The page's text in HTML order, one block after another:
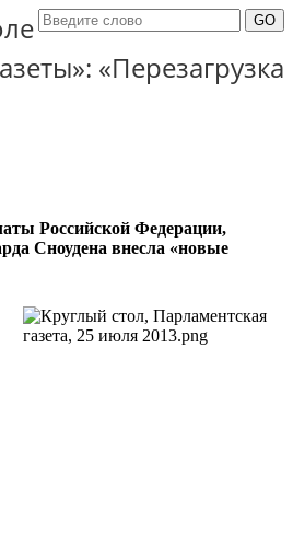
«Перезагрузка
Российской Федерации,
Сноудена внесла «новые